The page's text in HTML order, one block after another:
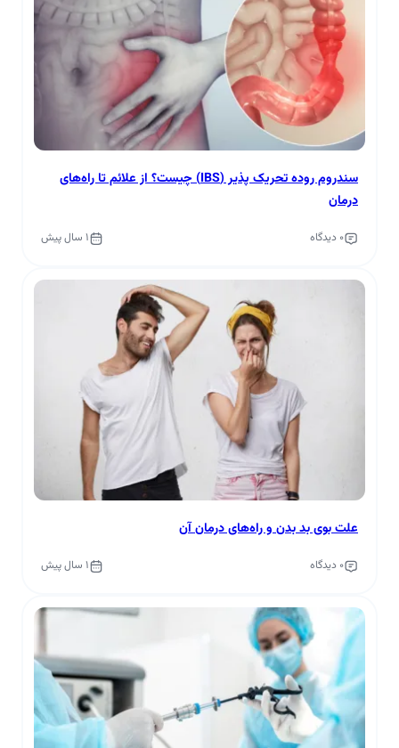
سندروم روده تحریک پذیر (IBS) چیست؟ از علائم تا راه‌های
درمان
0 دیدگاه 1 سال پیش
علت بوی بد بدن و راه‌های درمان آن
0 دیدگاه 1 سال پیش